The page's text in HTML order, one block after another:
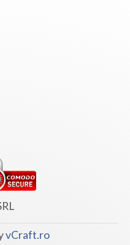
vCraft.ro